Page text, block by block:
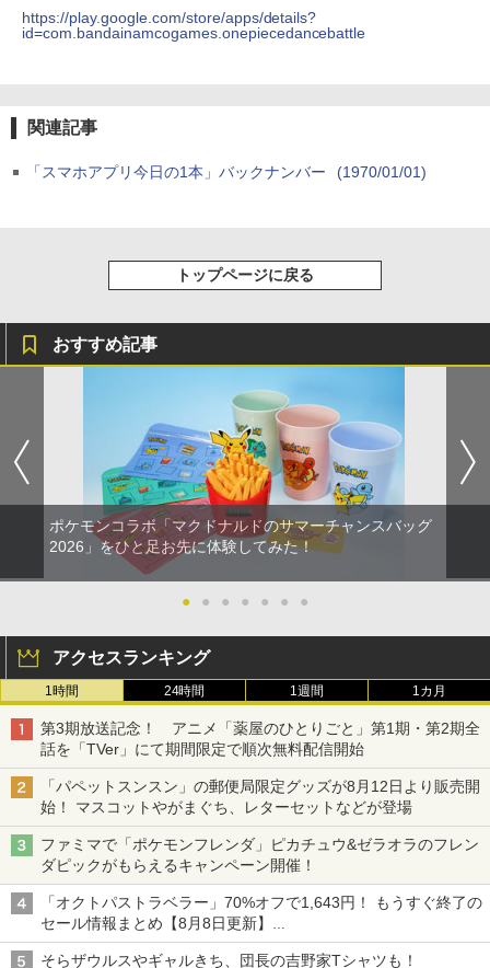
https://play.google.com/store/apps/details?
id=com.bandainamcogames.onepiecedancebattle
関連記事
「スマホアプリ今日の1本」バックナンバー (1970/01/01)
トップページに戻る
おすすめ記事
ポケモンコラボ「マクドナルドのサマーチャンスバッグ
2026」をひと足お先に体験してみた！
● ● ● ● ● ● ●
アクセスランキング
1時間 24時間 1週間 1カ月
第3期放送記念！ アニメ「薬屋のひとりごと」第1期・第2期全
話を「TVer」にて期間限定で順次無料配信開始
「パペットスンスン」の郵便局限定グッズが8月12日より販売開
始！ マスコットやがまぐち、レターセットなどが登場
ファミマで「ポケモンフレンダ」ピカチュウ&ゼラオラのフレン
ダピックがもらえるキャンペーン開催！
「オクトパストラベラー」70%オフで1,643円！ もうすぐ終了の
セール情報まとめ【8月8日更新】
ニンテンドーeショップでは「大神 絶景版」が67%オフで990円
そらザウルスやギャルきち、団長の吉野家Tシャツも！